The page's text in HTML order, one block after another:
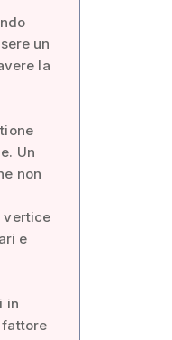
un
la
Un
non
vertice
e
in
fattore